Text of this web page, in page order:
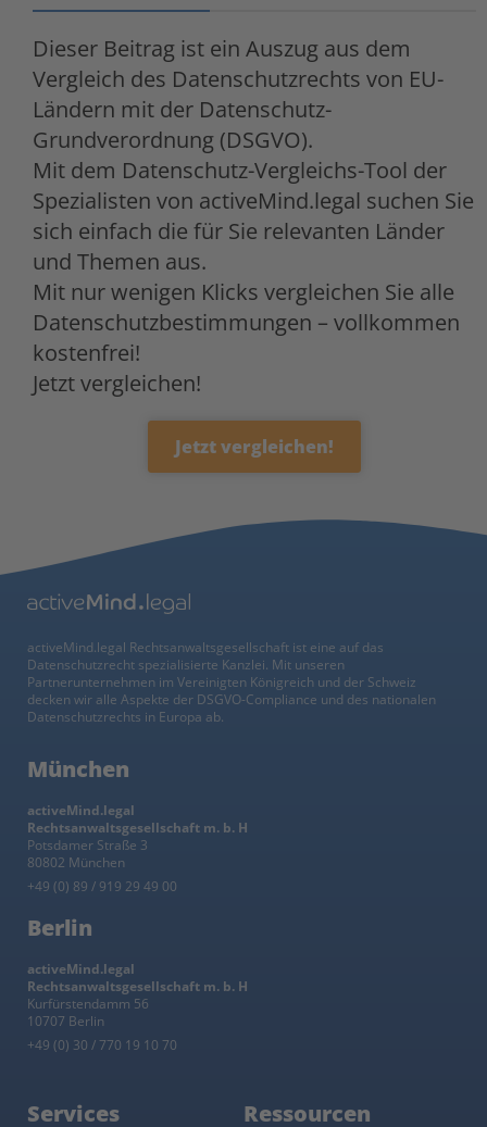
Dieser Beitrag ist ein Auszug aus dem
Vergleich des Datenschutzrechts von EU-
Ländern mit der Datenschutz-
Grundverordnung (DSGVO).
Mit dem Datenschutz-Vergleichs-Tool der
Spezialisten von activeMind.legal suchen Sie
sich einfach die für Sie relevanten Länder
und Themen aus.
Mit nur wenigen Klicks vergleichen Sie alle
Datenschutzbestimmungen – vollkommen
kostenfrei!
Jetzt vergleichen!
Jetzt vergleichen!
activeMind.legal Rechtsanwaltsgesellschaft ist eine auf das
Datenschutzrecht spezialisierte Kanzlei. Mit unseren
Partnerunternehmen im Vereinigten Königreich und der Schweiz
decken wir alle Aspekte der DSGVO-Compliance und des nationalen
Datenschutzrechts in Europa ab.
München
activeMind.legal
Rechtsanwaltsgesellschaft m. b. H
Potsdamer Straße 3
80802 München
+49 (0) 89 / 919 29 49 00
Berlin
activeMind.legal
Rechtsanwaltsgesellschaft m. b. H
Kurfürstendamm 56
10707 Berlin
+49 (0) 30 / 770 19 10 70
Services Ressourcen